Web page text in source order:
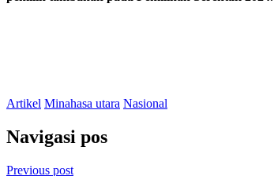
Artikel Minahasa utara Nasional
Navigasi pos
Previous post